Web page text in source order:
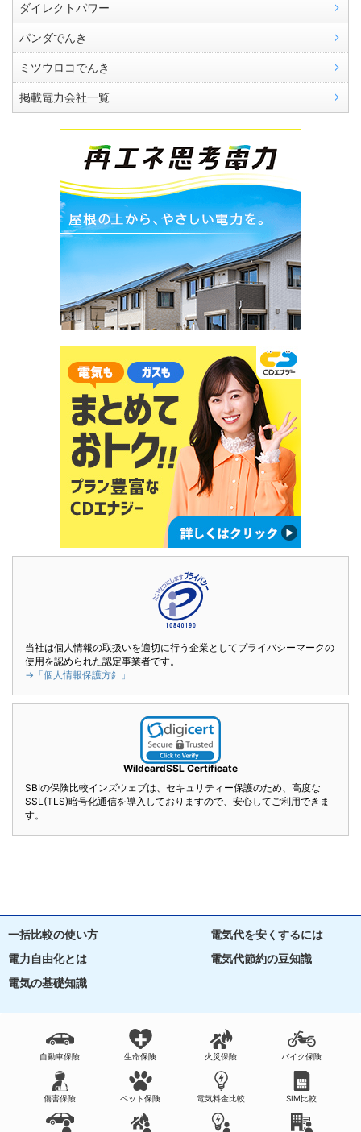
ダイレクトパワー
パンダでんき
ミツウロコでんき
掲載電力会社一覧
当社は個人情報の取扱いを適切に行う企業としてプライバシーマークの
使用を認められた認定事業者です。
→「個人情報保護方針」
WildcardSSL Certificate
SBIの保険比較インズウェブは、セキュリティー保護のため、高度な
SSL(TLS)暗号化通信を導入しておりますので、安心してご利用できま
す。
一括比較の使い方
電気代を安くするには
電力自由化とは
電気代節約の豆知識
電気の基礎知識
自動車保険 生命保険 火災保険 バイク保険
傷害保険 ペット保険 電気料金比較 SIM比較